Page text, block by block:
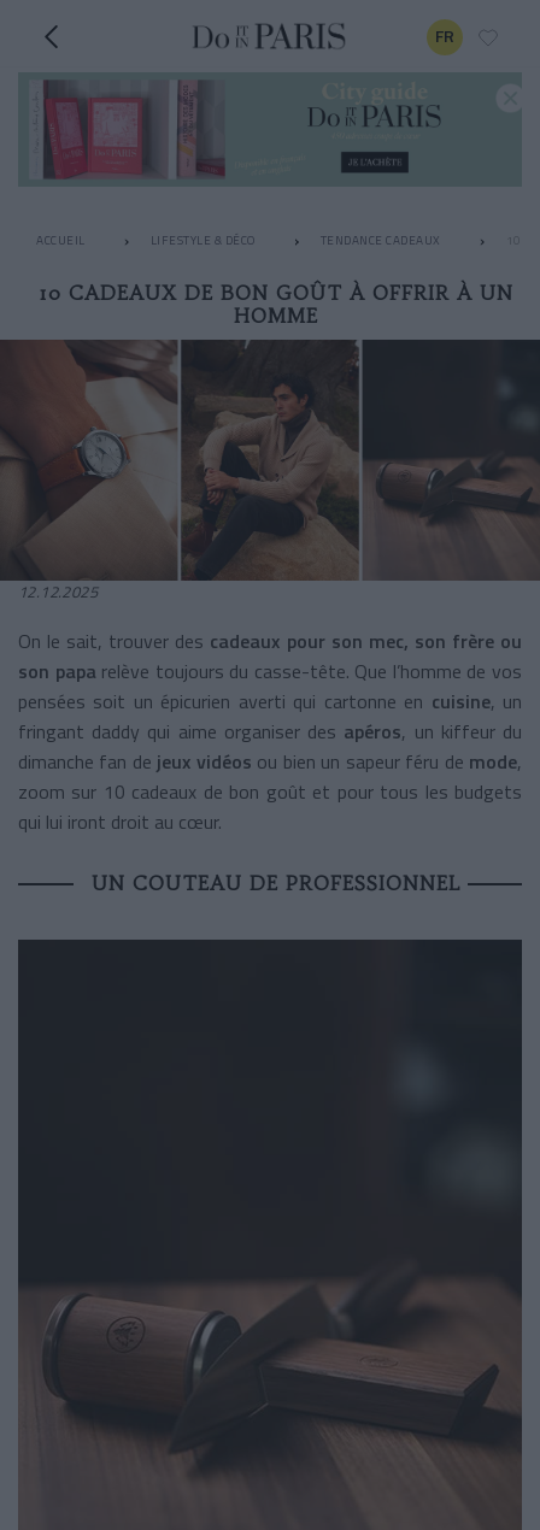
FR
ACCUEIL LIFESTYLE & DÉCO TENDANCE CADEAUX
10 CADEAUX DE BON GOÛT À OFFRIR À UN
HOMME
12.12.2025
On le sait, trouver des cadeaux pour son mec, son frère ou
son papa relève toujours du casse-tête. Que l’homme de vos
pensées soit un épicurien averti qui cartonne en cuisine, un
fringant daddy qui aime organiser des apéros, un kiffeur du
dimanche fan de jeux vidéos ou bien un sapeur féru de mode,
zoom sur 10 cadeaux de bon goût et pour tous les budgets
qui lui iront droit au cœur.
UN COUTEAU DE PROFESSIONNEL